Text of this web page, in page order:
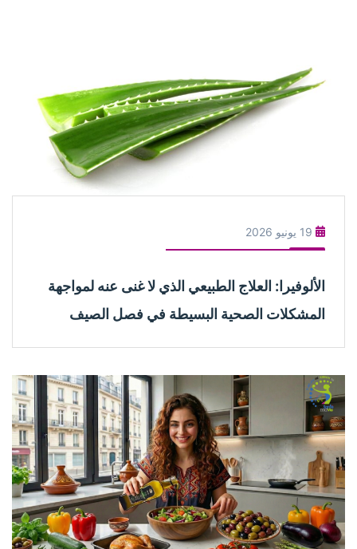
19 يونيو 2026
الألوفيرا: العلاج الطبيعي الذي لا غنى عنه لمواجهة
المشكلات الصحية البسيطة في فصل الصيف